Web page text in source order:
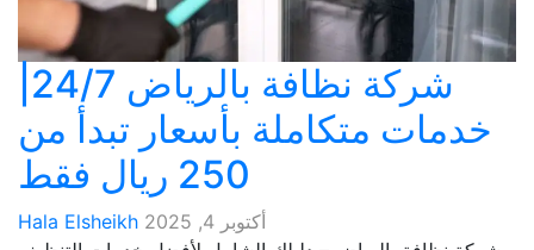
خدمات متكاملة بأسعار تبدأ من
250 ريال فقط
أكتوبر 4, 2025
Hala Elsheikh